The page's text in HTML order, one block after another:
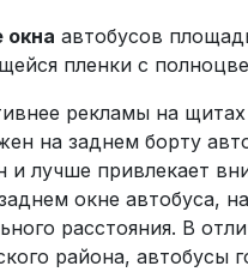
окна автобусов
пленки с
рекламы на
на заднем борту
лучше привлекает
окне автобуса,
расстояния. В
района, автобусы